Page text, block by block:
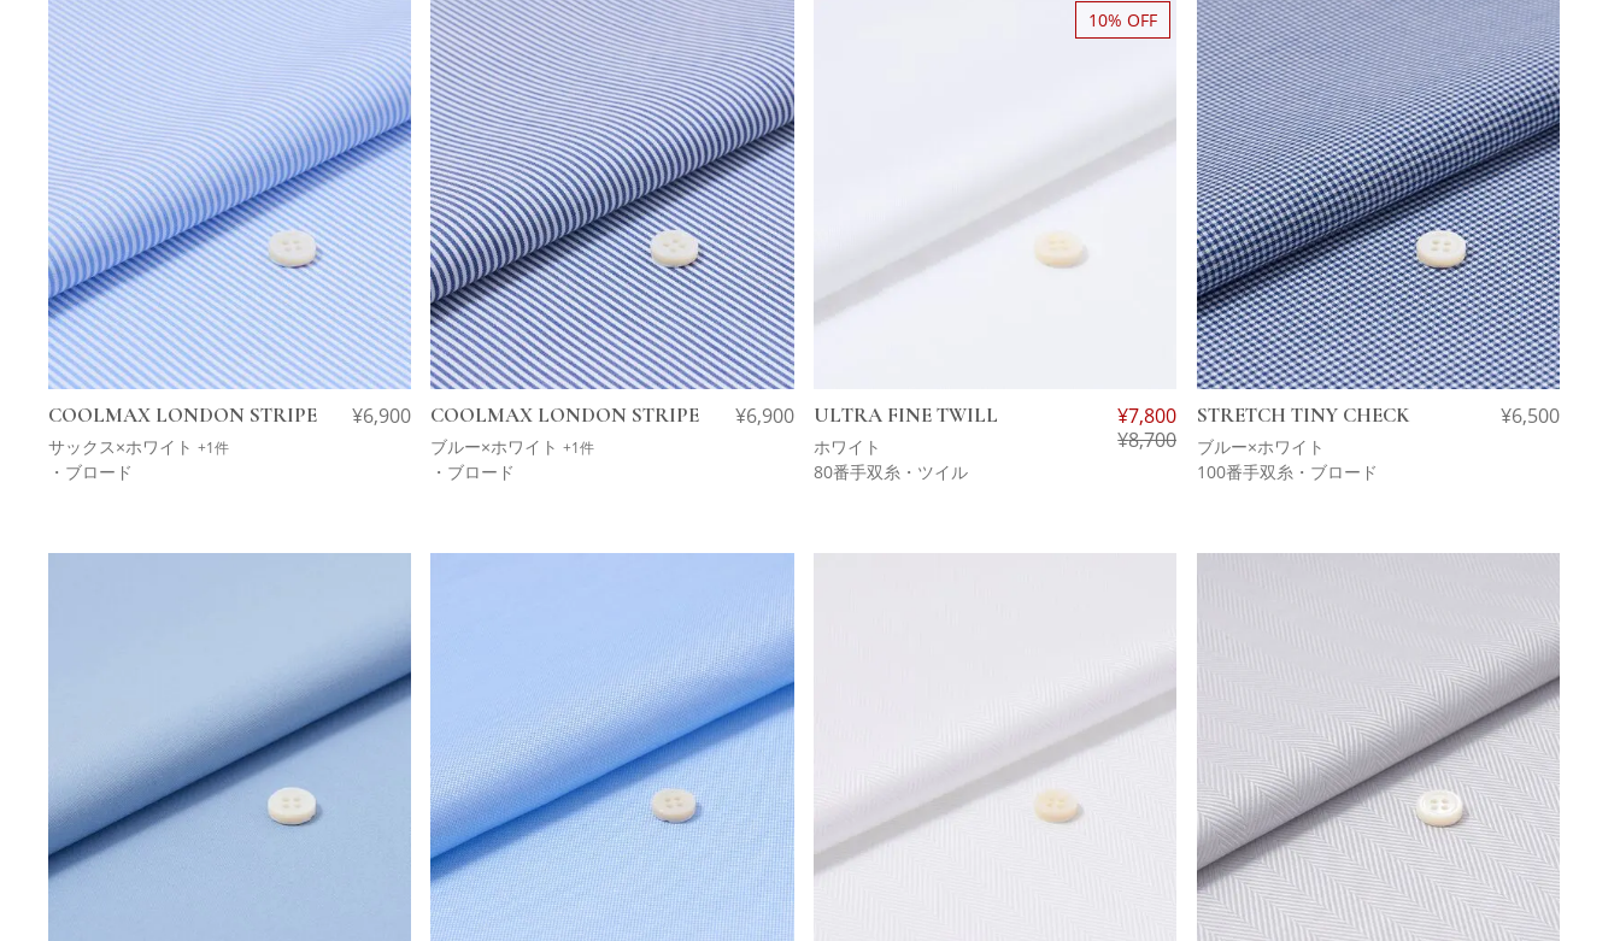
COOLMAX LONDON STRIPE
サックス×ホワイト +1件
¥6,900
・ブロード
COOLMAX LONDON STRIPE
ブルー×ホワイト+1件
¥6,900
・ブロード
10% OFF
ULTRA FINE TWILL
ホワイト
¥7,800
¥8,700
80番手双糸・ツイル
STRETCH TINY CHECK
ブルー×ホワイト
¥6,500
100番手双糸・ブロード